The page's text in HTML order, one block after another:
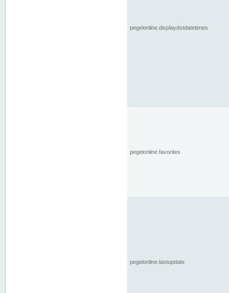
pegelonline.displaydstdatetimes
pegelonline.favorites
pegelonline.lastupdate